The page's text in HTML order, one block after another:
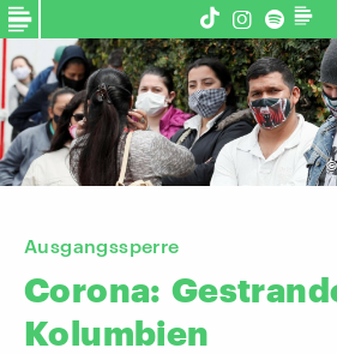
Ausgangssperre
Corona:
Kolumbien